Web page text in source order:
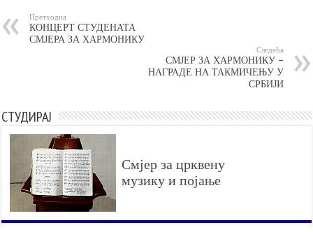
Претходна
КОНЦЕРТ СТУДЕНАТА
СМЈЕРА ЗА ХАРМОНИКУ
Следећа
СМЈЕР ЗА ХАРМОНИКУ –
НАГРАДЕ НА ТАКМИЧЕЊУ У
СРБИЈИ
СТУДИРАЈ
Смјер за црквену
музику и појање